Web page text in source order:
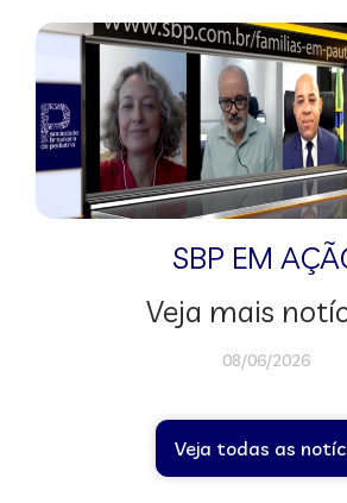
SBP EM
Veja mais
08/06/2026
Veja todas as